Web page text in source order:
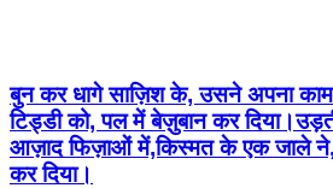
बुन कर धागे साज़िश के, उसने अपना काम
टिड्डी को, पल में बेज़ुबान कर
आज़ाद फिज़ाओं में,किस्मत के एक जाले ने,
कर दिया।